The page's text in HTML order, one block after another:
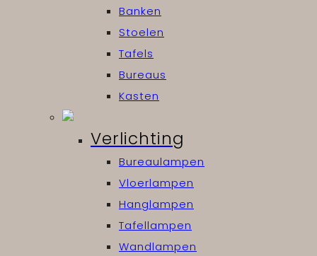
Banken
Stoelen
Tafels
Bureaus
Kasten
Verlichting
Bureaulampen
Vloerlampen
Hanglampen
Tafellampen
Wandlampen